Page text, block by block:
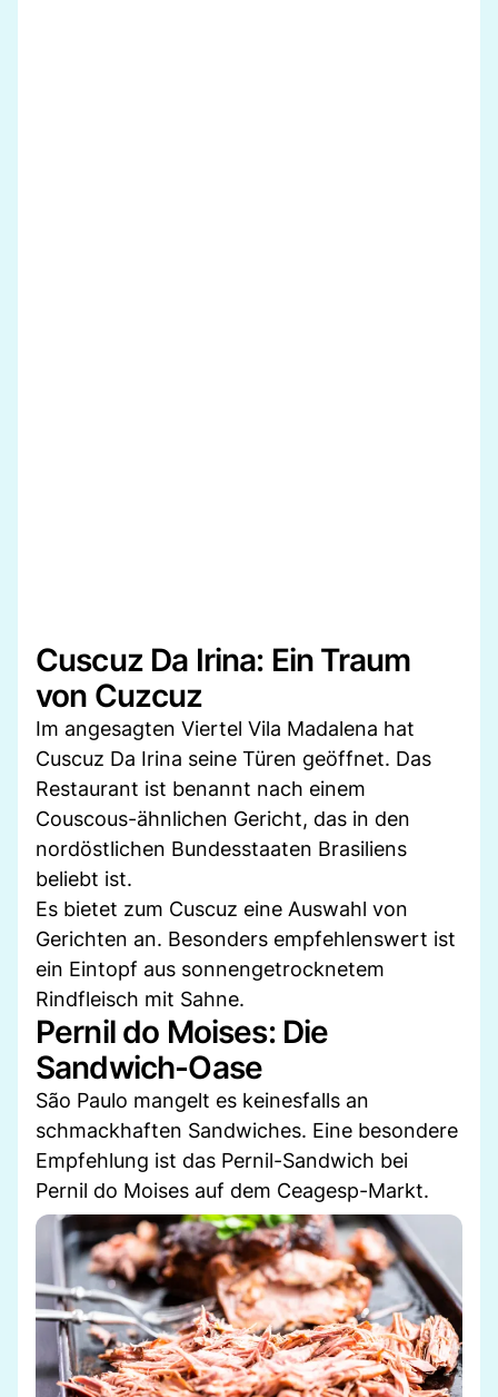
Cuscuz Da Irina: Ein Traum
von Cuzcuz
Im angesagten Viertel Vila Madalena hat
Cuscuz Da Irina seine Türen geöffnet. Das
Restaurant ist benannt nach einem
Couscous-ähnlichen Gericht, das in den
nordöstlichen Bundesstaaten Brasiliens
beliebt ist.
Es bietet zum Cuscuz eine Auswahl von
Gerichten an. Besonders empfehlenswert ist
ein Eintopf aus sonnengetrocknetem
Rindfleisch mit Sahne.
Pernil do Moises: Die
Sandwich-Oase
São Paulo mangelt es keinesfalls an
schmackhaften Sandwiches. Eine besondere
Empfehlung ist das Pernil-Sandwich bei
Pernil do Moises auf dem Ceagesp-Markt.